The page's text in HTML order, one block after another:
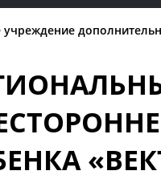
учреждение